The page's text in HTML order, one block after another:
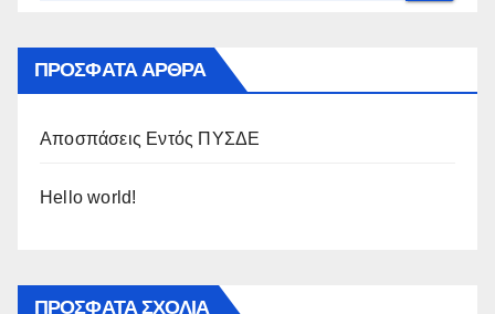
ΠΡΌΣΦΑΤΑ ΆΡΘΡΑ
Αποσπάσεις Εντός ΠΥΣΔΕ
Hello world!
ΠΡΌΣΦΑΤΑ ΣΧΌΛΙΑ